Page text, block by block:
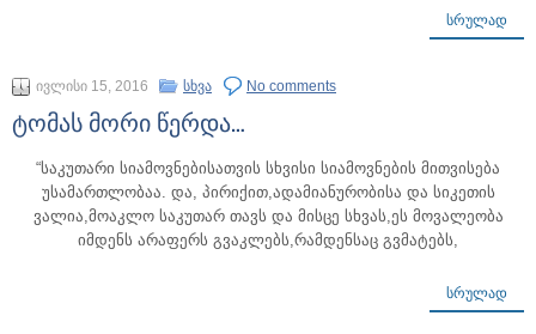
ᲡᲠᲣᲚᲐᲓ
ივლისი 15, 2016 სხვა No comments
ტომას მორი წერდა…
“საკუთარი სიამოვნებისათვის სხვისი სიამოვნების მითვისება
უსამართლობაა. და, პირიქით,ადამიანურობისა და სიკეთის
ვალია,მოაკლო საკუთარ თავს და მისცე სხვას,ეს მოვალეობა
იმდენს არაფერს გვაკლებს,რამდენსაც გვმატებს,
ᲡᲠᲣᲚᲐᲓ